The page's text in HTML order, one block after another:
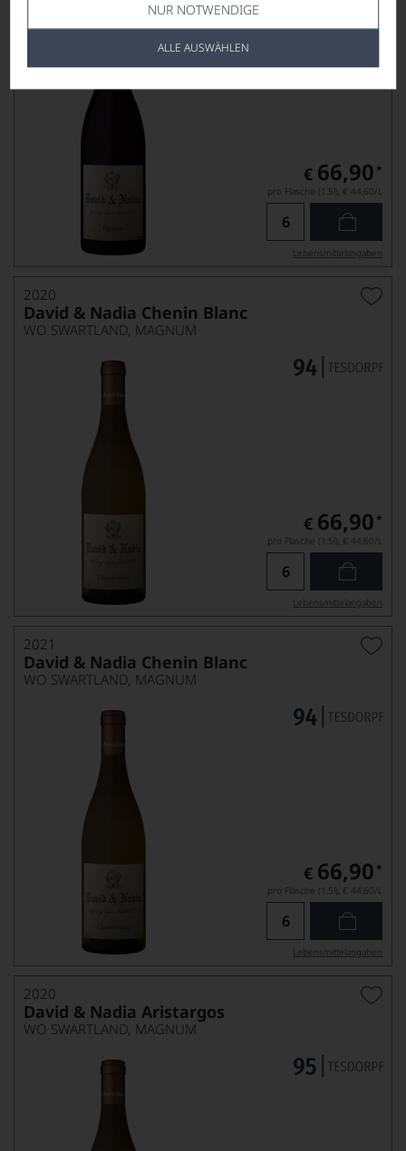
NUR NOTWENDIGE
ALLE AUSWÄHLEN
€ 66,90 *
pro Flasche (1.5l), € 44,60/L
Lebensmittel­angaben
2020
David & Nadia Chenin Blanc
WO SWARTLAND, MAGNUM
€ 66,90 *
pro Flasche (1.5l), € 44,60/L
Lebensmittel­angaben
2021
David & Nadia Chenin Blanc
WO SWARTLAND, MAGNUM
€ 66,90 *
pro Flasche (1.5l), € 44,60/L
Lebensmittel­angaben
2020
David & Nadia Aristargos
WO SWARTLAND, MAGNUM